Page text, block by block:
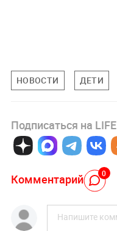
НОВОСТИ ДЕТИ
Подписаться на LIFE
Комментарий 0